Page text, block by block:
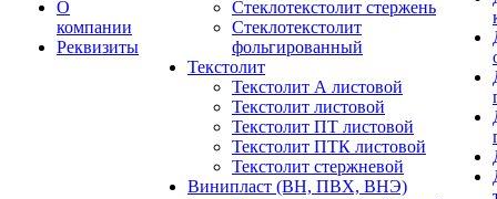
О
компании
Реквизиты
Стеклотекстолит стержень
Стеклотекстолит
фольгированный
Текстолит
Текстолит А листовой
Текстолит листовой
Текстолит ПТ листовой
Текстолит ПТК листовой
Текстолит стержневой
Винипласт (ВН, ПВХ, ВНЭ)